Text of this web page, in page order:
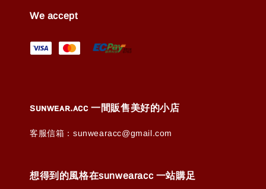
We accept
ꜱᴜɴᴡᴇᴀʀ.ᴀᴄᴄ 一間販售美好的小店
客服信箱：sunwearacc@gmail.com
想得到的風格在sunwearacc 一站購足